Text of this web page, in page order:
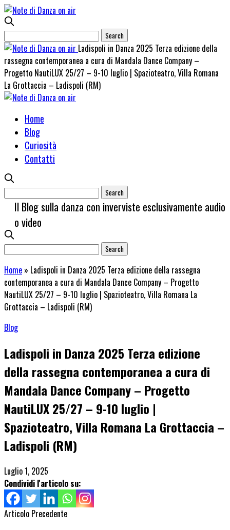
Ladispoli in Danza 2025 Terza edizione della
rassegna contemporanea a cura di Mandala Dance Company –
Progetto NautiLUX 25/27 – 9-10 luglio | Spazioteatro, Villa Romana
La Grottaccia – Ladispoli (RM)
Home
Blog
Curiosità
Contatti
Il Blog sulla danza con inverviste esclusivamente audio
o video
Home » Ladispoli in Danza 2025 Terza edizione della rassegna
contemporanea a cura di Mandala Dance Company – Progetto
NautiLUX 25/27 – 9-10 luglio | Spazioteatro, Villa Romana La
Grottaccia – Ladispoli (RM)
Blog
Ladispoli in Danza 2025 Terza edizione
della rassegna contemporanea a cura di
Mandala Dance Company – Progetto
NautiLUX 25/27 – 9-10 luglio |
Spazioteatro, Villa Romana La Grottaccia –
Ladispoli (RM)
Luglio 1, 2025
Condividi l'articolo su:
Articolo Precedente